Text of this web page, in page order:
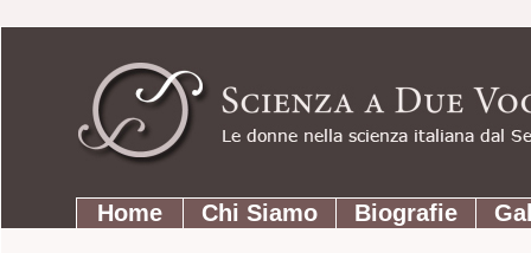
contenuti.
Strumenti
personali
SezioniHome Chi Siamo Biografie